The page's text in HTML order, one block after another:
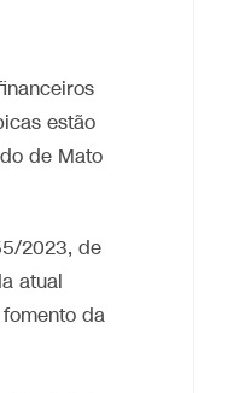
estão
de Mato
2023, de
atual
da